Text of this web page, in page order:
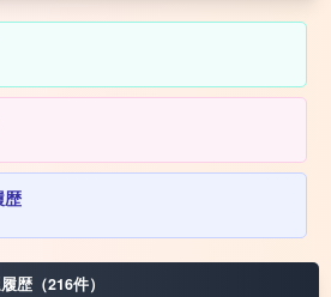
歴
歴（216件）